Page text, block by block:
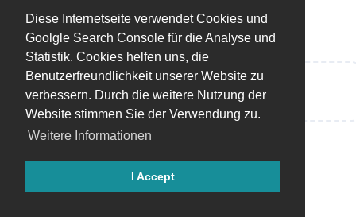
Diese Internetseite verwendet Cookies und
Goolgle Search Console für die Analyse und
Statistik. Cookies helfen uns, die
Benutzerfreundlichkeit unserer Website zu
verbessern. Durch die weitere Nutzung der
Website stimmen Sie der Verwendung zu.
Weitere Informationen
I Accept
Eine Antwort schreiben…